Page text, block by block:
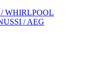
WHIRLPOOL
/ AEG